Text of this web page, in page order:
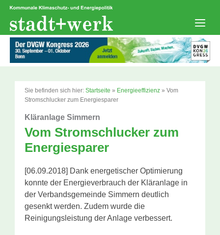
Zum
springen
Sie befinden sich hier: Startseite » Energieeffizienz » Vom
Stromschlucker zum Energiesparer
Kläranlage Simmern
Vom Stromschlucker zum
Energiesparer
[06.09.2018] Dank energetischer Optimierung
konnte der Energieverbrauch der Kläranlage in
der Verbandsgemeinde Simmern deutlich
gesenkt werden. Zudem wurde die
Reinigungsleistung der Anlage verbessert.